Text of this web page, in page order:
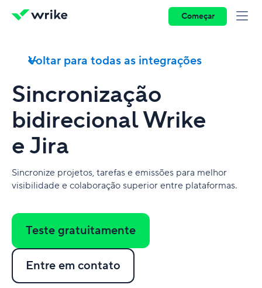
Começar
Voltar para todas as integrações
Sincronização
bidirecional Wrike
e Jira
Sincronize projetos, tarefas e emissões para melhor
visibilidade e colaboração superior entre plataformas.
Teste gratuitamente
Entre em contato